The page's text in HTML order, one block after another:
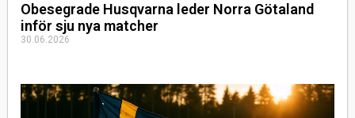
Obesegrade Husqvarna leder Norra Götaland
inför sju nya matcher
30.06.2026